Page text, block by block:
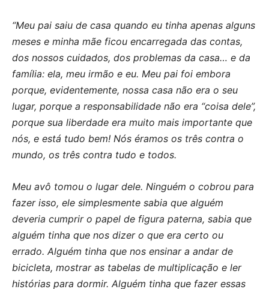
“Meu pai saiu de casa quando eu tinha apenas alguns
meses e minha mãe ficou encarregada das contas,
dos nossos cuidados, dos problemas da casa… e da
família: ela, meu irmão e eu. Meu pai foi embora
porque, evidentemente, nossa casa não era o seu
lugar, porque a responsabilidade não era “coisa dele”,
porque sua liberdade era muito mais importante que
nós, e está tudo bem! Nós éramos os três contra o
mundo, os três contra tudo e todos.
Meu avô tomou o lugar dele. Ninguém o cobrou para
fazer isso, ele simplesmente sabia que alguém
deveria cumprir o papel de figura paterna, sabia que
alguém tinha que nos dizer o que era certo ou
errado. Alguém tinha que nos ensinar a andar de
bicicleta, mostrar as tabelas de multiplicação e ler
histórias para dormir. Alguém tinha que fazer essas